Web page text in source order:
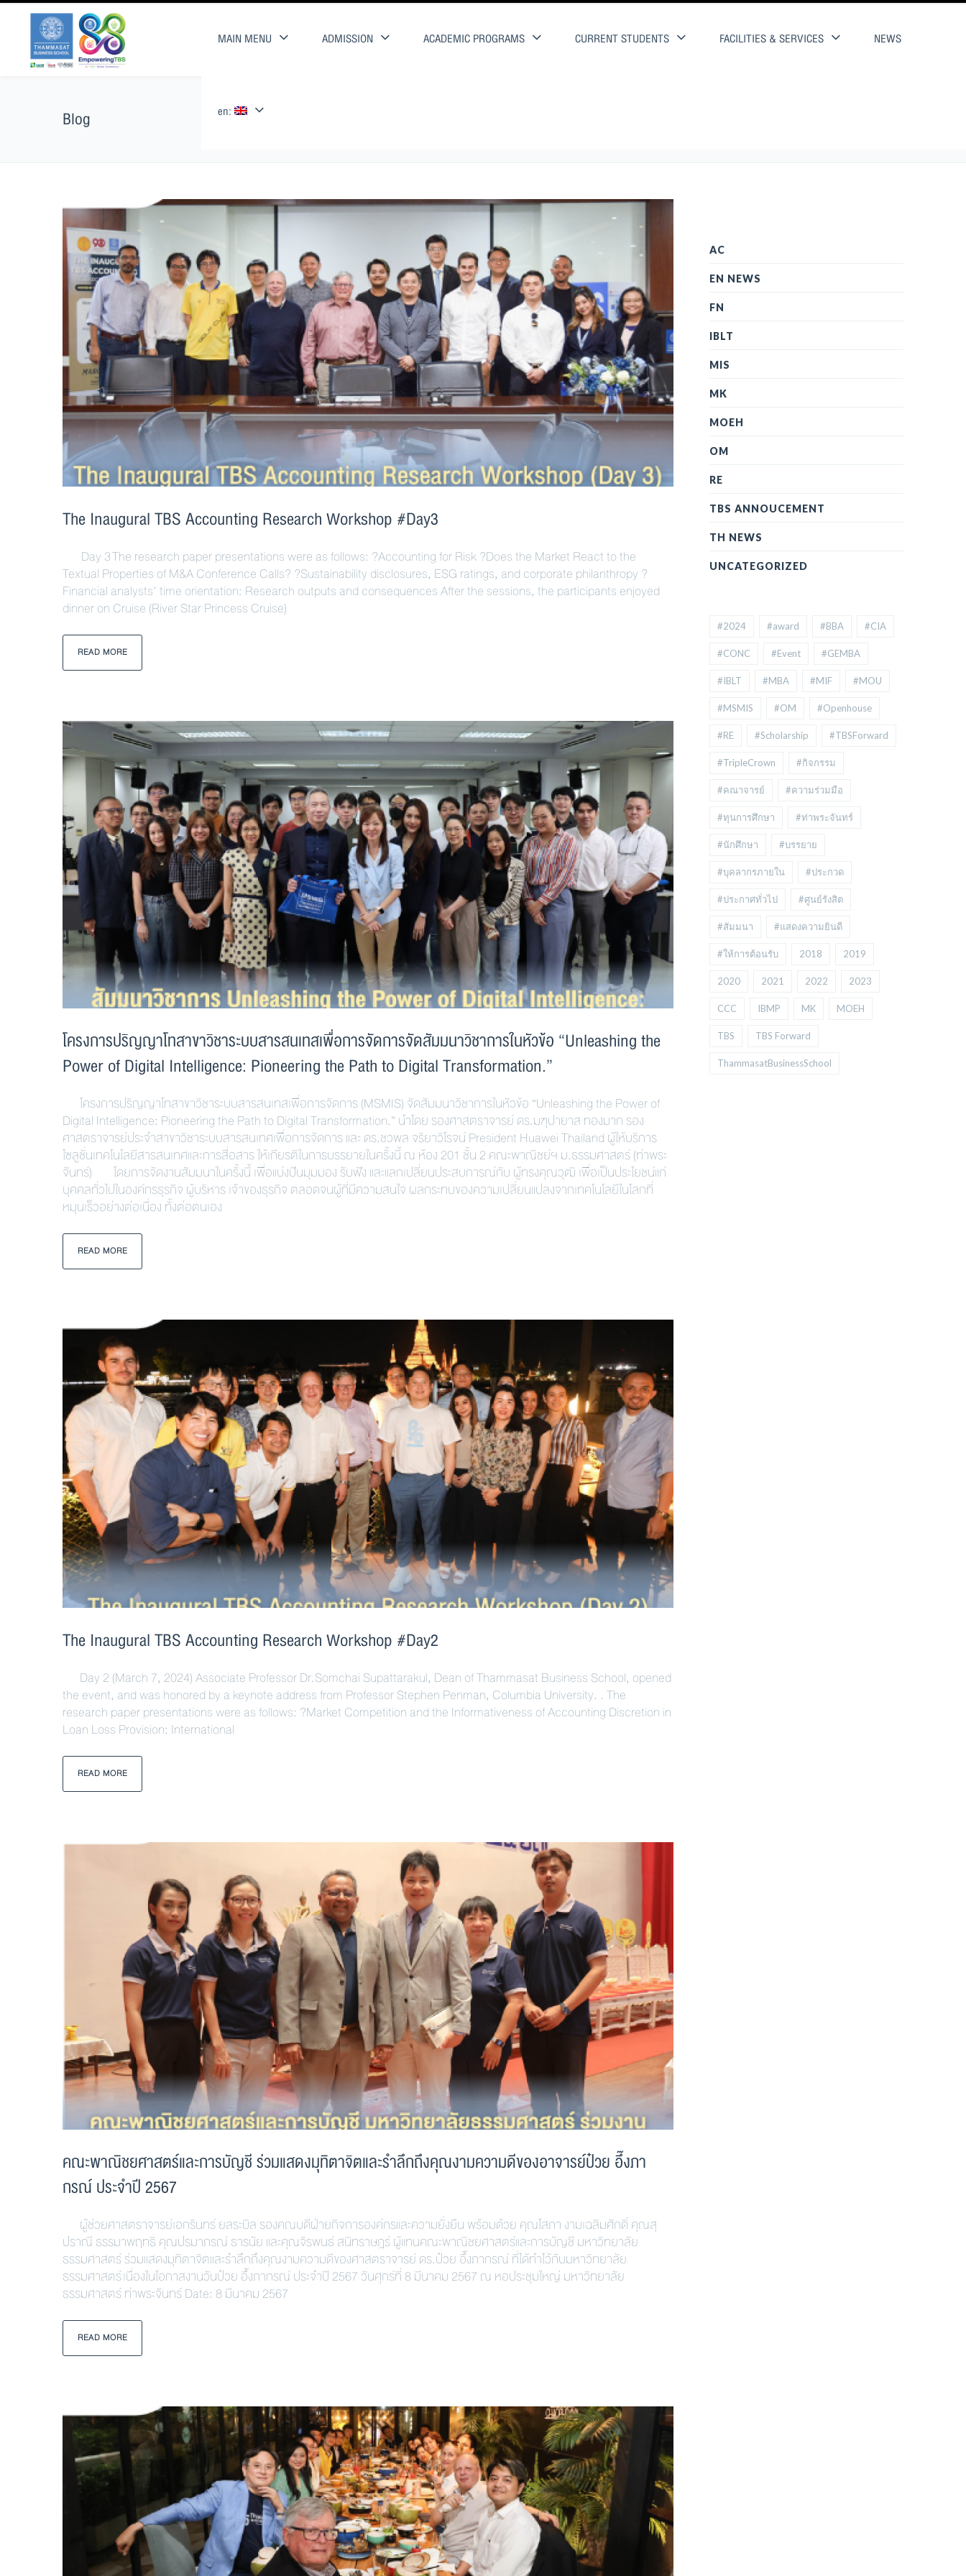
MAIN MENU ADMISSION ACADEMIC PROGRAMS CURRENT STUDENTS FACILITIES & SERVICES NEWS
en:
Blog
The Inaugural TBS Accounting Research Workshop #Day3
Day 3 The research paper presentations were as follows: ?Accounting for Risk ?Does the Market React to the
Textual Properties of M&A Conference Calls? ?Sustainability disclosures, ESG ratings, and corporate philanthropy ?
Financial analysts’ time orientation: Research outputs and consequences After the sessions, the participants enjoyed
dinner on Cruise (River Star Princess Cruise)
READ MORE
โครงการปริญญาโทสาขาวิชาระบบสารสนเทสเพื่อการจัดการจัดสัมมนาวิชาการในหัวข้อ “Unleashing the
Power of Digital Intelligence: Pioneering the Path to Digital Transformation.”
โครงการปริญญาโทสาขาวิชาระบบสารสนเทสเพื่อการจัดการ (MSMIS) จัดสัมมนาวิชาการในหัวข้อ “Unleashing the Power of
Digital Intelligence: Pioneering the Path to Digital Transformation.” นำโดย รองศาสตราจารย์ ดร.มฑุปายาส ทองมาก รอง
ศาสตราจารย์ประจำสาขาวิชาระบบสารสนเทศเพื่อการจัดการ และ ดร.ชวพล จริยาวิโรจน์ President Huawei Thailand ผู้ให้บริการ
โซลูชั่นเทคโนโลยีสารสนเทศและการสื่อสาร ให้เกียรติในการบรรยายในครั้งนี้ ณ ห้อง 201 ชั้น 2 คณะพาณิชย์ฯ ม.ธรรมศาสตร์ (ท่าพระ
จันทร์) โดยการจัดงานสัมมนาในครั้งนี้ เพื่อแบ่งปันมุมมอง รับฟัง และแลกเปลี่ยนประสบการณ์กับ ผู้ทรงคุณวุฒิ เพื่อเป็นประโยชน์แก่
บุคคลทั่วไปในองค์กรธุรกิจ ผู้บริหาร เจ้าของธุรกิจ ตลอดจนผู้ที่มีความสนใจ ผลกระทบของความเปลี่ยนแปลงจากเทคโนโลยีในโลกที่
หมุนเร็วอย่างต่อเนื่อง ทั้งต่อตนเอง
READ MORE
The Inaugural TBS Accounting Research Workshop #Day2
Day 2 (March 7, 2024) Associate Professor Dr.Somchai Supattarakul, Dean of Thammasat Business School, opened
the event, and was honored by a keynote address from Professor Stephen Penman, Columbia University. . The
research paper presentations were as follows: ?Market Competition and the Informativeness of Accounting Discretion in
Loan Loss Provision: International
READ MORE
คณะพาณิชยศาสตร์และการบัญชี ร่วมแสดงมุทิตาจิตและรำลึกถึงคุณงามความดีของอาจารย์ป๋วย อึ๊งภา
กรณ์ ประจำปี 2567
ผู้ช่วยศาสตราจารย์เอกรินทร์ ยลระบิล รองคณบดีฝ่ายกิจการองค์กรและความยั่งยืน พร้อมด้วย คุณโสภา งามเฉลิมศักดิ์ คุณสุ
ปราณี ธรรมาพฤทธิ คุณปรมาภรณ์ ธารนัย และคุณจิรพนธ์ สนิทราษฎร์ ผู้แทนคณะพาณิชยศาสตร์และการบัญชี มหาวิทยาลัย
ธรรมศาสตร์ ร่วมแสดงมุทิตาจิตและรำลึกถึงคุณงามความดีของศาสตราจารย์ ดร.ป๋วย อึ๊งภากรณ์ ที่ได้ทำไว้กับมหาวิทยาลัย
ธรรมศาสตร์ เนื่องในโอกาสงานวันป๋วย อึ๊งภากรณ์ ประจำปี 2567 วันศุกร์ที่ 8 มีนาคม 2567 ณ หอประชุมใหญ่ มหาวิทยาลัย
ธรรมศาสตร์ ท่าพระจันทร์ Date: 8 มีนาคม 2567
READ MORE
AC
EN NEWS
FN
IBLT
MIS
MK
MOEH
OM
RE
TBS ANNOUCEMENT
TH NEWS
UNCATEGORIZED
#2024 #award #BBA #CIA
#CONC #Event #GEMBA
#IBLT #MBA #MIF #MOU
#MSMIS #OM #Openhouse
#RE #Scholarship #TBSForward
#TripleCrown #กิจกรรม
#คณาจารย์ #ความร่วมมือ
#ทุนการศึกษา #ท่าพระจันทร์
#นักศึกษา #บรรยาย
#บุคลากรภายใน #ประกวด
#ประกาศทั่วไป #ศูนย์รังสิต
#สัมมนา #แสดงความยินดี
#ให้การต้อนรับ 2018 2019
2020 2021 2022 2023
CCC IBMP MK MOEH
TBS TBS Forward
ThammasatBusinessSchool